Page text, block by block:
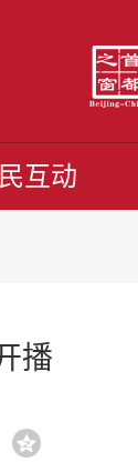
互动
播